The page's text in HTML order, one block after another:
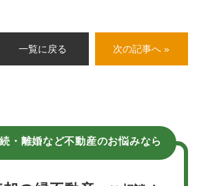
一覧に戻る 次の記事へ »
・離婚など不動産のお悩みなら